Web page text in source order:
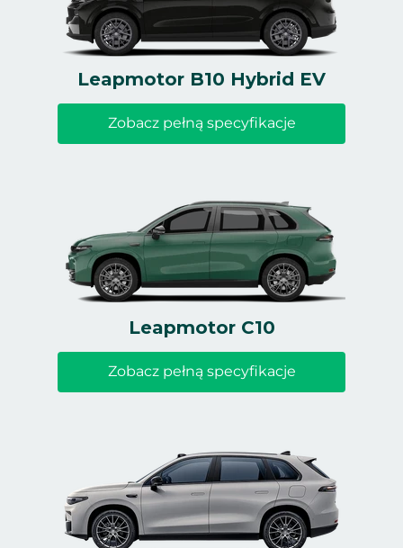
Leapmotor C10
Zobacz pełną specyfikacje
Leapmotor B10 Hybrid EV
Zobacz pełną specyfikacje